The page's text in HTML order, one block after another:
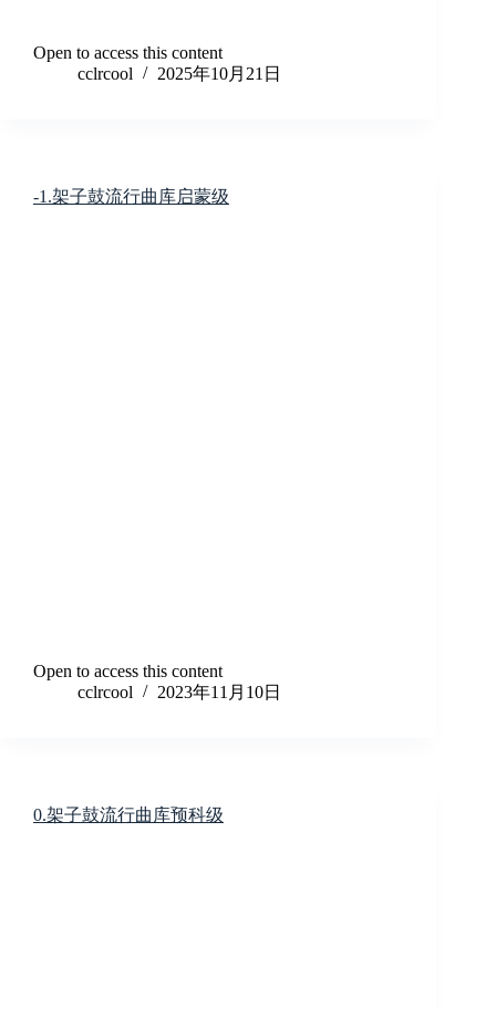
Open to access this content
cclrcool
2025年10月21日
-1.架子鼓流行曲库启蒙级
Open to access this content
cclrcool
2023年11月10日
0.架子鼓流行曲库预科级